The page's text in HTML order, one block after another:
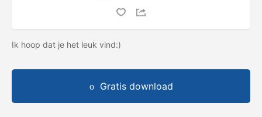
Ik hoop dat je het leuk vind:)
Gratis download